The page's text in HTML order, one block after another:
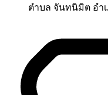
ตำบล จันทนิมิต อำ